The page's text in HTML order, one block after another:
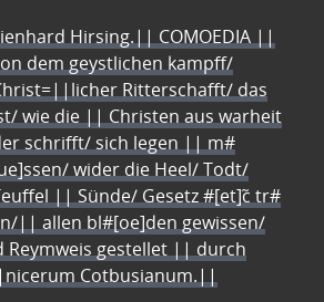
Hirsing.|| COMOEDIA ||
dem geystlichen kampff/
Ritterschafft/ das
wie die || Christen aus warheit
schrifft/ sich legen || m#
wider die Heel/ Todt/
|| Sünde/ Gesetz #[et]c̃ tr#
|| allen bl#[oe]den gewissen/
gestellet || durch
Cotbusianum.||